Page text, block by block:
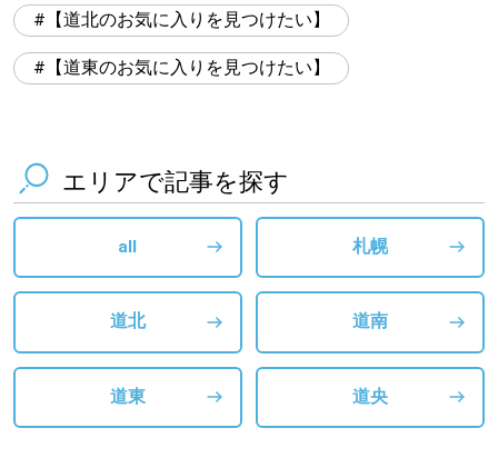
【道北のお気に入りを見つけたい】
【道東のお気に入りを見つけたい】
エリアで記事を探す
all 札幌
道北 道南
道東 道央